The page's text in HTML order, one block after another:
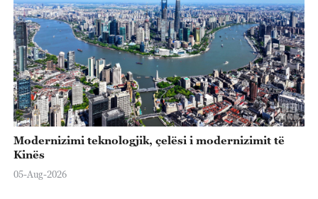
Modernizimi teknologjik, çelësi i modernizimit të
Kinës
05-Aug-2026